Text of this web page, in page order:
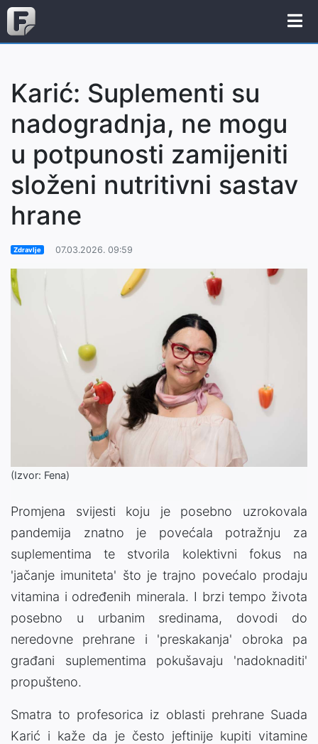
Karić: Suplementi su
nadogradnja, ne mogu
u potpunosti zamijeniti
složeni nutritivni sastav
hrane
Zdravlje 07.03.2026. 09:59
(Izvor: Fena)
Promjena svijesti koju je posebno uzrokovala
pandemija znatno je povećala potražnju za
suplementima te stvorila kolektivni fokus na
'jačanje imuniteta' što je trajno povećalo prodaju
vitamina i određenih minerala. I brzi tempo života
posebno u urbanim sredinama, dovodi do
neredovne prehrane i 'preskakanja' obroka pa
građani suplementima pokušavaju 'nadoknaditi'
propušteno.
Smatra to profesorica iz oblasti prehrane Suada
Karić i kaže da je često jeftinije kupiti vitamine